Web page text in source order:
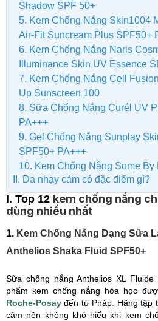
Shadow SPF 50+
​5. Kem Chống Nắng Skin1004
Air-Fit Suncream Plus SPF50+
6. Kem Chống Nắng Naris
Illuminance Skin UV Essence
7. Kem Chống Nắng Cell
Up Sunscreen 100
8. Sữa Chống Nắng Curél UV
PA+++
9. Gel Chống Nắng Sunplay
SPF50+ PA+++
10. Kem Chống Nắng Some By
II. Da nhạy cảm có đặc điểm gì?
I. Top 12 kem chống nắng
dùng nhiều nhất
1. Kem Chống Nắng Dạng Sữa
Anthelios Shaka Fluid SPF50+
Sữa chống nắng Anthelios XL
phẩm kem chống nắng hóa học
Roche-Posay đến từ Pháp. Hãng tập
cảm nên không khó hiểu khi kem